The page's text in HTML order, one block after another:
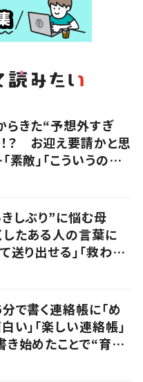
らきた“予想外すぎ
？ お迎え要請かと思
素敵」「こういうの嬉
しぶり”に悩む母
したある人の言葉に
送り出せる」「救われ
で書く連絡帳に「め
い」「楽しい連絡帳」
始めたことで“育児